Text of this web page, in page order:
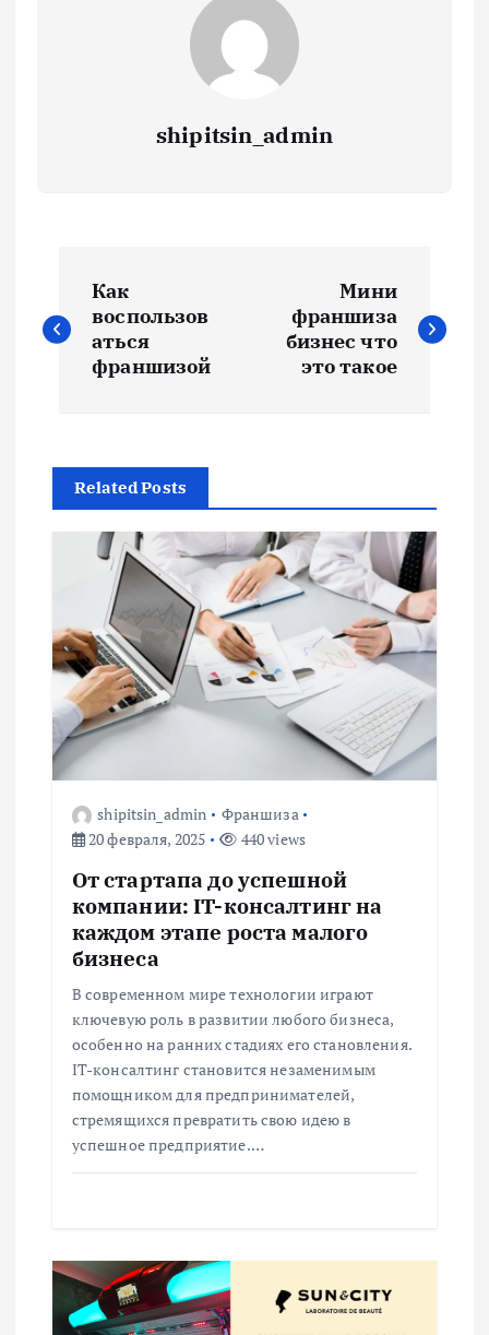
shipitsin_admin
а
г
а
и
я
п
Как
воспользов
аться
франшизой
Мини
франшиза
бизнес что
это такое
Related Posts
shipitsin_admin
Франшиза
20 февраля, 2025
440 views
От стартапа до успешной
компании: IT-консалтинг на
каждом этапе роста малого
бизнеса
В современном мире технологии играют
ключевую роль в развитии любого бизнеса,
особенно на ранних стадиях его становления.
IT-консалтинг становится незаменимым
помощником для предпринимателей,
стремящихся превратить свою идею в
успешное предприятие.…